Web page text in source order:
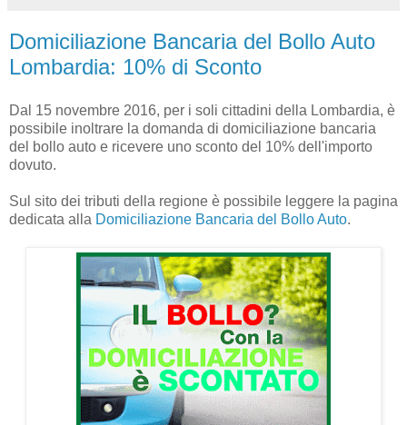
Domiciliazione Bancaria del Bollo Auto
Lombardia: 10% di Sconto
Dal 15 novembre 2016, per i soli cittadini della Lombardia, è
possibile inoltrare la domanda di domiciliazione bancaria
del bollo auto e ricevere uno sconto del 10% dell'importo
dovuto.
Sul sito dei tributi della regione è possibile leggere la pagina
dedicata alla Domiciliazione Bancaria del Bollo Auto.